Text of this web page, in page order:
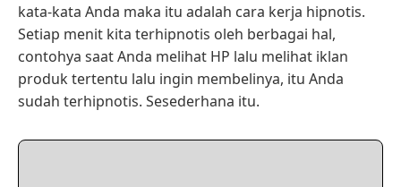
kata-kata Anda maka itu adalah cara kerja hipnotis.
Setiap menit kita terhipnotis oleh berbagai hal,
contohya saat Anda melihat HP lalu melihat iklan
produk tertentu lalu ingin membelinya, itu Anda
sudah terhipnotis. Sesederhana itu.